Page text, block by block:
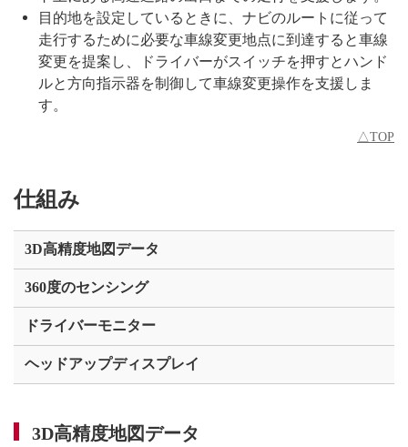
目的地を設定しているときに、ナビのルートに従って
走行するために必要な車線変更地点に到達すると車線
変更を提案し、ドライバーがスイッチを押すとハンド
ルと方向指示器を制御して車線変更操作を支援しま
す。
△TOP
仕組み
3D高精度地図データ
360度のセンシング
ドライバーモニター
ヘッドアップディスプレイ
3D高精度地図データ